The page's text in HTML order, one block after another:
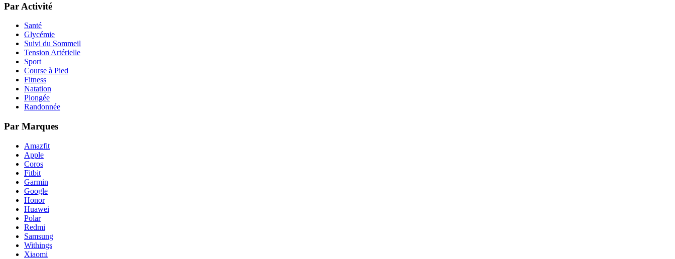
Par Activité
Santé
Glycémie
Suivi du Sommeil
Tension Artérielle
Sport
Course à Pied
Fitness
Natation
Plongée
Randonnée
Par Marques
Amazfit
Apple
Coros
Fitbit
Garmin
Google
Honor
Huawei
Polar
Redmi
Samsung
Withings
Xiaomi